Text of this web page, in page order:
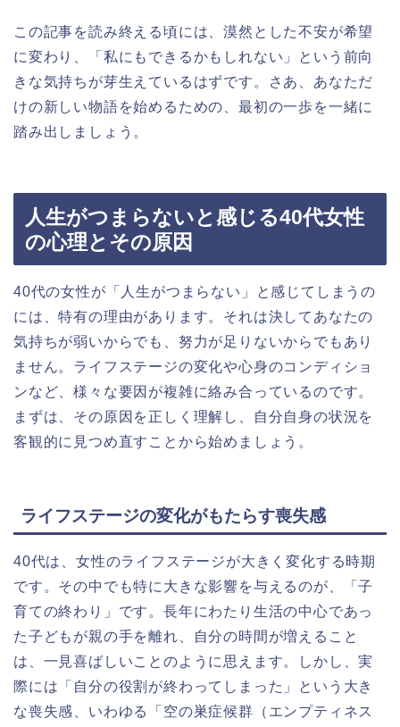
この記事を読み終える頃には、漠然とした不安が希望
に変わり、「私にもできるかもしれない」という前向
きな気持ちが芽生えているはずです。さあ、あなただ
けの新しい物語を始めるための、最初の一歩を一緒に
踏み出しましょう。
人生がつまらないと感じる40代女性
の心理とその原因
40代の女性が「人生がつまらない」と感じてしまうの
には、特有の理由があります。それは決してあなたの
気持ちが弱いからでも、努力が足りないからでもあり
ません。ライフステージの変化や心身のコンディショ
ンなど、様々な要因が複雑に絡み合っているのです。
まずは、その原因を正しく理解し、自分自身の状況を
客観的に見つめ直すことから始めましょう。
ライフステージの変化がもたらす喪失感
40代は、女性のライフステージが大きく変化する時期
です。その中でも特に大きな影響を与えるのが、「子
育ての終わり」です。長年にわたり生活の中心であっ
た子どもが親の手を離れ、自分の時間が増えること
は、一見喜ばしいことのように思えます。しかし、実
際には「自分の役割が終わってしまった」という大き
な喪失感、いわゆる「空の巣症候群（エンプティネス